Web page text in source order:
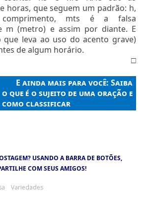
horas, que seguem um padrão: h,
mts é a falsa
m (metro) e assim por diante. E
que leva ao uso do acento grave)
de algum horário.
□
E ainda mais para você:Saiba
o que é o sujeito de uma oração e
como classificar
USANDO A BARRA DE BOTÕES,
COM SEUS AMIGOS!
Variedades